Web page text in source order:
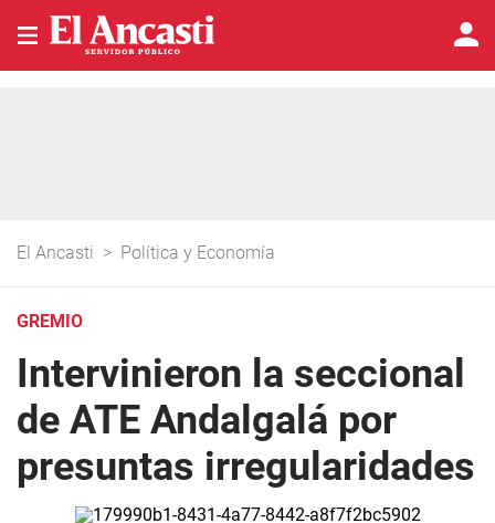
El Ancasti > Política y Economía
GREMIO
Intervinieron la seccional
de ATE Andalgalá por
presuntas irregularidades